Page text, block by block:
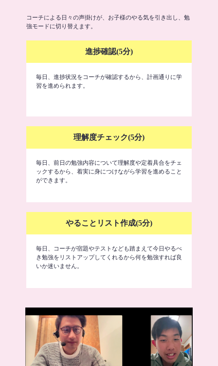
コーチによる日々の声掛けが、お子様のやる気を引き出し、勉
強モードに切り替えます。
進捗確認(5分)
毎日、進捗状況をコーチが確認するから、計画通りに学
習を進められます。
理解度チェック(5分)
毎日、前日の勉強内容について理解度や定着具合をチェ
ックするから、着実に身につけながら学習を進めること
ができます。
やることリスト作成(5分)
毎日、コーチが宿題やテストなども踏まえて今日やるべ
き勉強をリストアップしてくれるから何を勉強すれば良
いか迷いません。